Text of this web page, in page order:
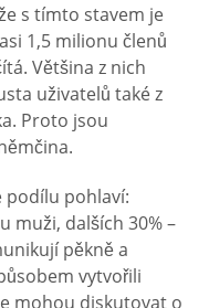
s tímto stavem je
1,5 milionu členů
Většina z nich
uživatelů také z
Proto jsou
podílu pohlaví:
muži, dalších 30% –
pěkně a
vytvořili
mohou diskutovat o